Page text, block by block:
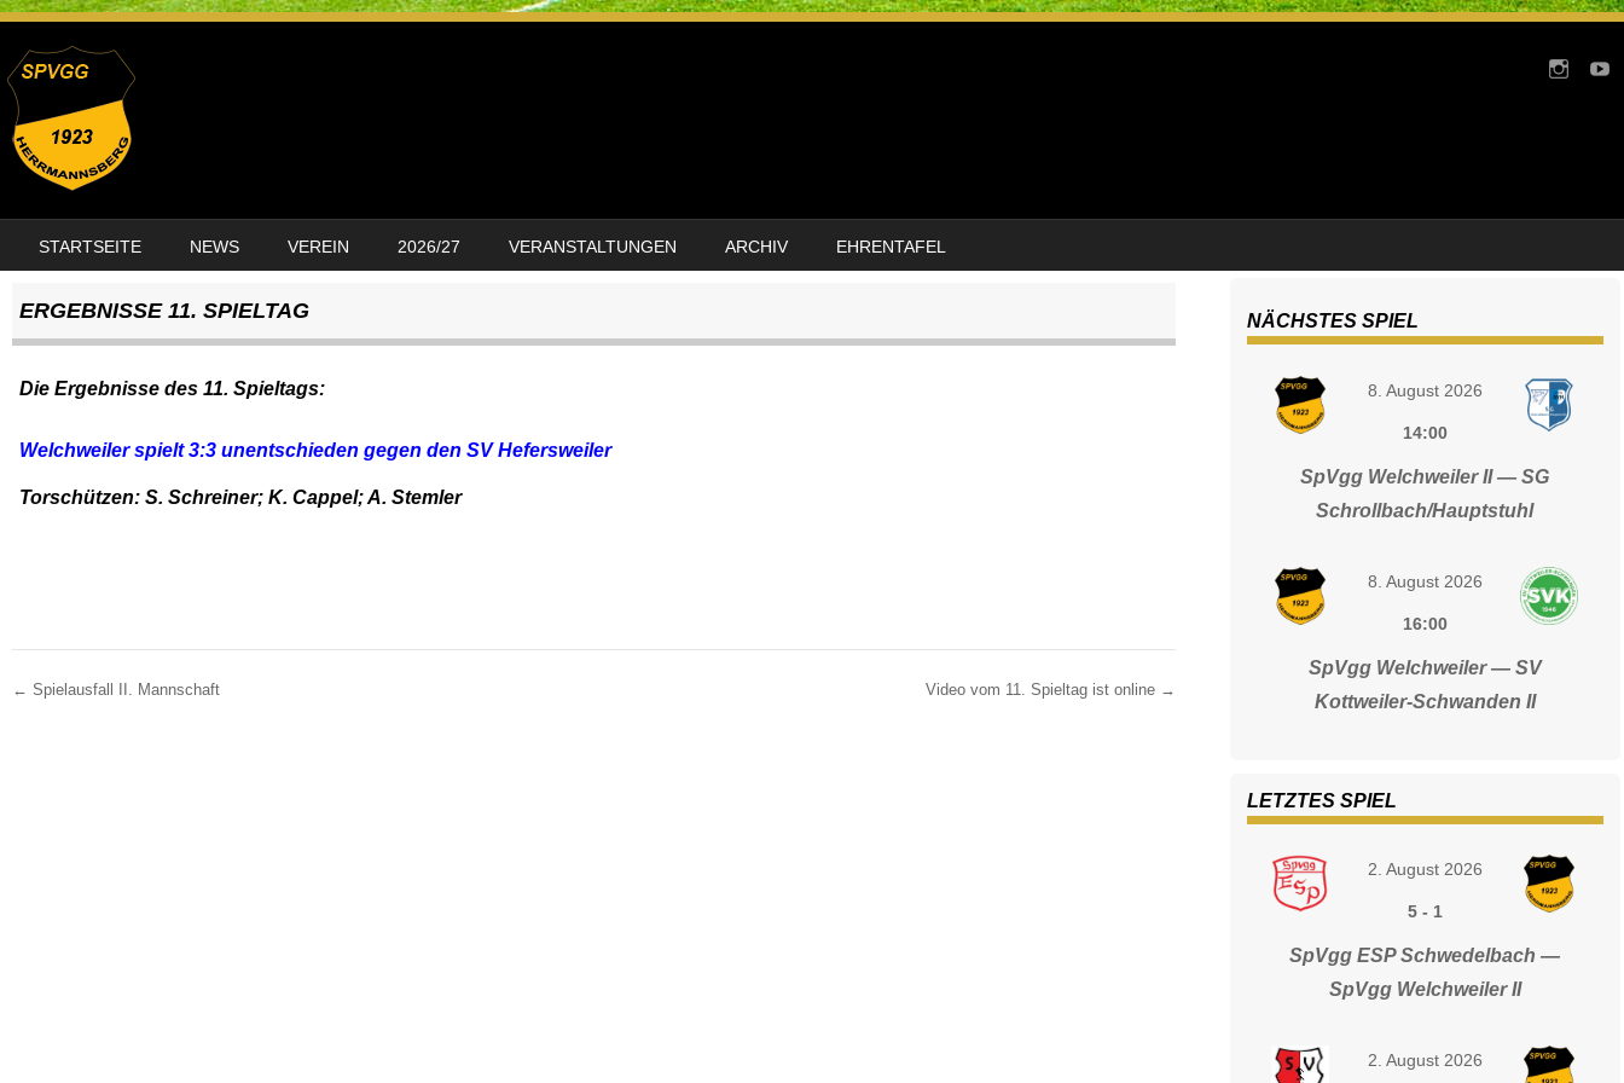
MENU
STARTSEITE NEWS VEREIN 2026/27 VERANSTALTUNGEN ARCHIV EHRENTAFEL
ERGEBNISSE 11. SPIELTAG
Die Ergebnisse des 11. Spieltags:
Welchweiler spielt 3:3 unentschieden gegen den SV Hefersweiler
Torschützen: S. Schreiner; K. Cappel; A. Stemler
← Spielausfall II. Mannschaft Video vom 11. Spieltag ist online →
NÄCHSTES SPIEL
8. August 2026
14:00
SpVgg Welchweiler II — SG
Schrollbach/Hauptstuhl
8. August 2026
16:00
SpVgg Welchweiler — SV
Kottweiler-Schwanden II
LETZTES SPIEL
2. August 2026
5- 1
SpVgg ESP Schwedelbach —
SpVgg Welchweiler II
2. August 2026